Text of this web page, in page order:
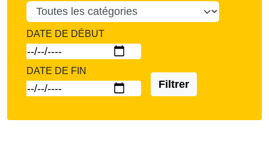
DATE DE DÉBUT
DATE DE FIN
Filtrer